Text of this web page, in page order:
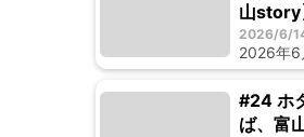
山story
2026/6/
2026年6
#24 ホ
ば、富